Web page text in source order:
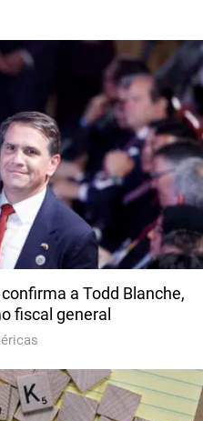
confirma a Todd Blanche,
fiscal general